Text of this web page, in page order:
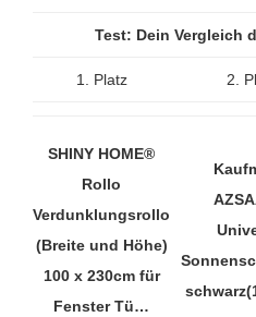
Test: Dein Vergleich
1. Platz 2.
SHINY HOME®
Rollo
Verdunklungsrollo
(Breite und Höhe)
100 x 230cm für
Fenster Tü…